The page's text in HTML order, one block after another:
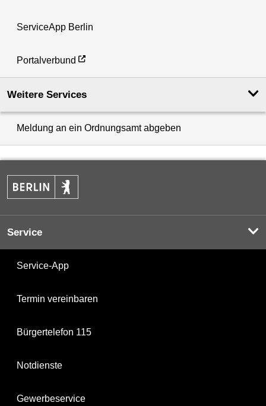
ServiceApp Berlin
Portalverbund
Weitere Services
Meldung an ein Ordnungsamt abgeben
Service
Service-App
Termin vereinbaren
Bürgertelefon 115
Notdienste
Gewerbeservice